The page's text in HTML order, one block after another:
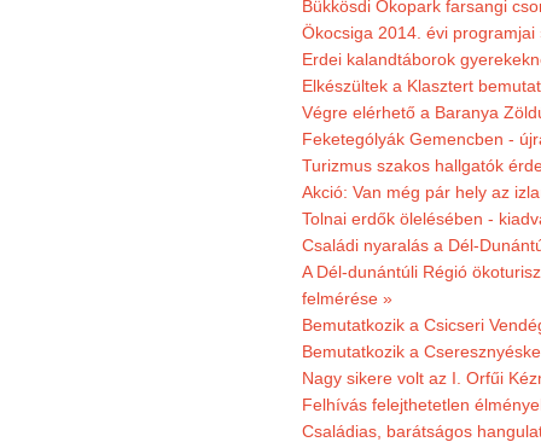
Bükkösdi Ökopark farsangi
Ökocsiga 2014. évi programjai
Erdei kalandtáborok
Elkészültek a Klasztert
Végre elérhető a Baranya
Feketególyák Gemencben -
Turizmus szakos hallgatók
Akció: Van még pár hely az
Tolnai erdők ölelésében -
Családi nyaralás a Dél-
A Dél-dunántúli Régió
felmérése »
Bemutatkozik a Csicseri
Bemutatkozik a
Nagy sikere volt az I. Orfűi
Felhívás felejthetetlen
Családias, barátságos